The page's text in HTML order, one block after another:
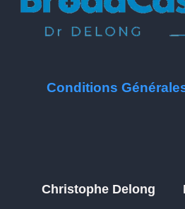
Conditions
Christophe Delong